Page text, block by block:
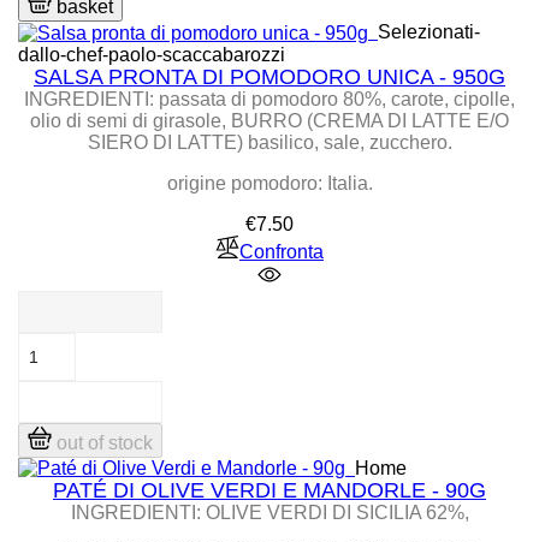
basket
Selezionati-
dallo-chef-paolo-scaccabarozzi
SALSA PRONTA DI POMODORO UNICA - 950G
INGREDIENTI: passata di pomodoro 80%, carote, cipolle,
olio di semi di girasole, BURRO (CREMA DI LATTE E/O
SIERO DI LATTE) basilico, sale, zucchero.
origine pomodoro: Italia.
€7.50Price
Confronta
out of stock
Home
PATÉ DI OLIVE VERDI E MANDORLE - 90G
INGREDIENTI: OLIVE VERDI DI SICILIA 62%,